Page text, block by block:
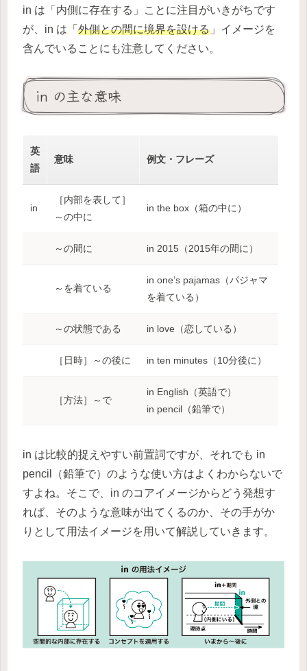
in は「内側に存在する」ことに注目がいきがちです
が、in は「 外側との間に境界を設ける 」イメージを
含んでいることにも注意してください。
in の主な意味
英
語
意味 例文・フレーズ
in
［内部を表して］
～の中に
in the box（箱の中に）
～の間に in 2015（2015年の間に）
～を着ている
in one’s pajamas（パジャマ
を着ている）
～の状態である in love（恋している）
［日時］～の後に in ten minutes（10分後に）
［方法］～で
in English（英語で）
in pencil（鉛筆で）
in は比較的捉えやすい前置詞ですが、それでも in
pencil（鉛筆で）のような使い方はよくわからないで
すよね。そこで、in のコアイメージからどう発想す
れば、そのような意味が出てくるのか、その手がか
りとして用法イメージを用いて解説していきます。